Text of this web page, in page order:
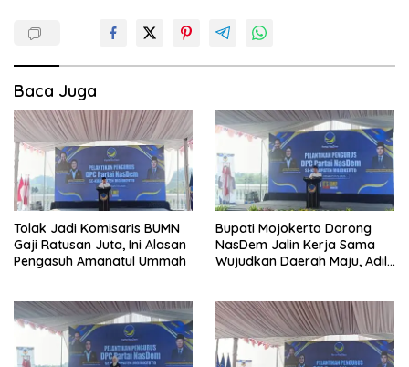
Baca Juga
Tolak Jadi Komisaris BUMN
Gaji Ratusan Juta, Ini Alasan
Pengasuh Amanatul Ummah
Bupati Mojokerto Dorong
NasDem Jalin Kerja Sama
Wujudkan Daerah Maju, Adil,